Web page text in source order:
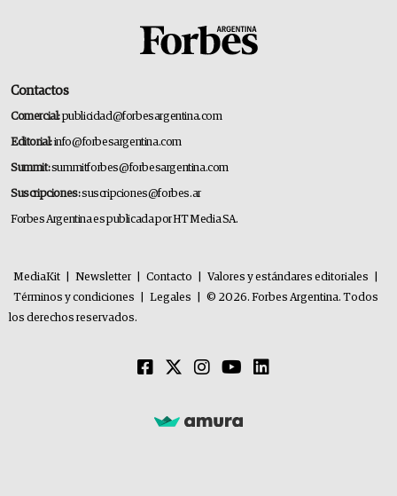
Contactos
Comercial:publicidad@forbesargentina.com
Editorial:info@forbesargentina.com
Summit:summitforbes@forbesargentina.com
Suscripciones:suscripciones@forbes.ar
Forbes Argentina es publicada por HT Media SA.
MediaKit Newsletter Contacto Valores y estándares editoriales
Términos y condiciones
Legales
© 2026. Forbes Argentina. Todos
los derechos reservados.